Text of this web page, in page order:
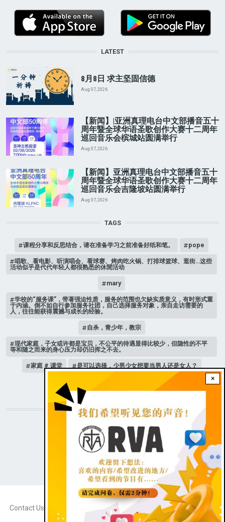
×
LATEST
8月8日 求主坚固信德
Aug 07, 2026
【新闻】|亚洲真理电台中文部播音五十
周年暨全球华语圣歌创作大赛十二周年
巡回音乐会槟城站圆满举行
Aug 07, 2026
【新闻】亚洲真理电台中文部播音五十
周年暨全球华语圣歌创作大赛十二周年
巡回音乐会吉隆坡站圆满举行
Aug 07, 2026
TAGS
课程分享和反思结合，请在准备学习之前准备好纸和笔。 pope
唱歌、看电影、听演唱会、看球赛、烤肉吃火锅、打排球篮球、逛街…这些
活动似乎是代代年轻人都很熟悉的休閒活动
mary
学校的“服务课”，带著强迫性质，服务的范围也欠缺实质意义，有时形式重
于内涵。倒不如自行参加服务社团，自己选择服务对象，亲自走访需要的
人，往往能获得震撼与成长的经验。
自杀，青少年，教宗
现代家庭，子女或许都是宝贝，不公平的待遇显得比较少，但隐性的不平
等和随之而来的身心压力却仍旧挥之不去。
家庭 # 课堂 是可以选择，少男少女想要当男人还是女人？
STAY CONNECTED WITH US!
Contact Us
Dark theme